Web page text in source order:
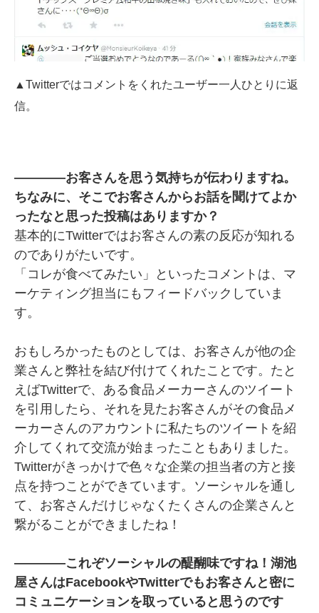
▲Twitterではコメントをくれたユーザー一人ひとりに返
信。
――――お客さんを思う気持ちが伝わりますね。
ちなみに、そこでお客さんからお話を聞けてよか
ったなと思った投稿はありますか？
基本的にTwitterではお客さんの素の反応が知れる
のでありがたいです。
「コレが食べてみたい」といったコメントは、マ
ーケティング担当にもフィードバックしていま
す。
おもしろかったものとしては、お客さんが他の企
業さんと弊社を結び付けてくれたことです。たと
えばTwitterで、ある食品メーカーさんのツイート
を引用したら、それを見たお客さんがその食品メ
ーカーさんのアカウントに私たちのツイートを紹
介してくれて交流が始まったこともありました。
Twitterがきっかけで色々な企業の担当者の方と接
点を持つことができています。ソーシャルを通し
て、お客さんだけじゃなくたくさんの企業さんと
繋がることができましたね！
――――これぞソーシャルの醍醐味ですね！湖池
屋さんはFacebookやTwitterでもお客さんと密に
コミュニケーションを取っていると思うのです